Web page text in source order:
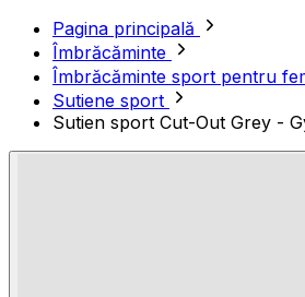
Pagina principală
Îmbrăcăminte
Îmbrăcăminte sport pentru
Sutiene sport
Sutien sport Cut-Out Grey -